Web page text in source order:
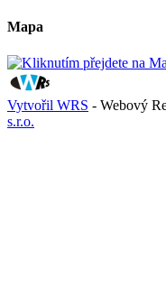
Mapa
Vytvořil WRS - Webový
s.r.o.